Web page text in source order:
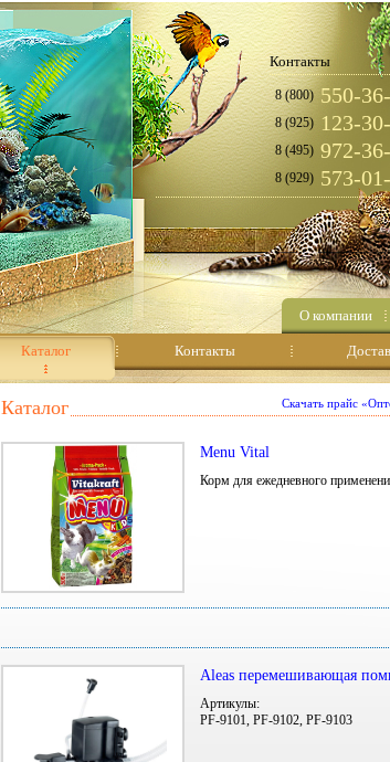
Контакты
8 (800) 550-
8 (925) 123-
8 (495) 972-
8 (929) 573-
О компании
Каталог Контакты
Каталог Скачать прайс
Menu Vital
Корм для ежедневного
Aleas перемешивающая
Артикулы:
PF-9101, PF-9102, PF-9103